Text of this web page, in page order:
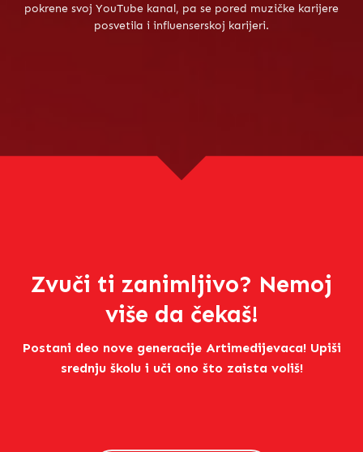
pokrene svoj YouTube kanal, pa se pored muzičke karijere
posvetila i influenserskoj karijeri.
Zvuči ti zanimljivo? Nemoj
više da čekaš!
Postani deo nove generacije Artimedijevaca! Upiši
srednju školu i uči ono što zaista voliš!